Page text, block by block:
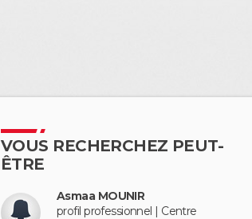
VOUS RECHERCHEZ PEUT-
ÊTRE
Asmaa MOUNIR
profil professionnel | Centre